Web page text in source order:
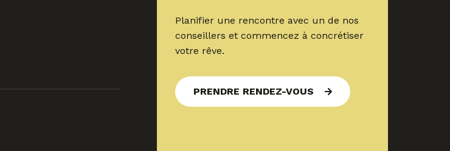
Planifier une rencontre avec un de nos
conseillers et commencez à concrétiser
votre rêve.
PRENDRE RENDEZ-VOUS